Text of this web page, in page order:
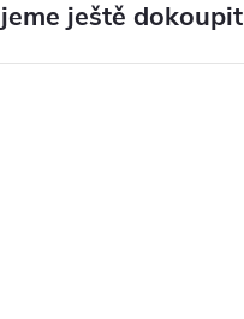
ještě dokoupit